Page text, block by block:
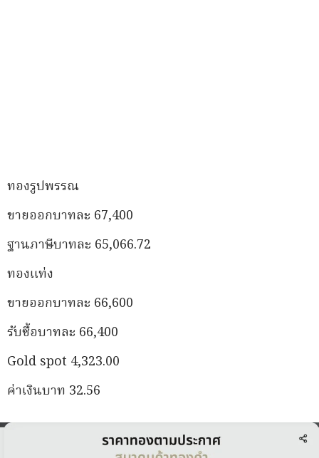
ทองรูปพรรณ
ขายออกบาทละ 67,400
ฐานภาษีบาทละ 65,066.72
ทองแท่ง
ขายออกบาทละ 66,600
รับซื้อบาทละ 66,400
Gold spot 4,323.00
ค่าเงินบาท 32.56